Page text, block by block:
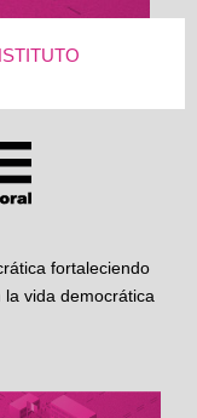
fortaleciendo
vida democrática